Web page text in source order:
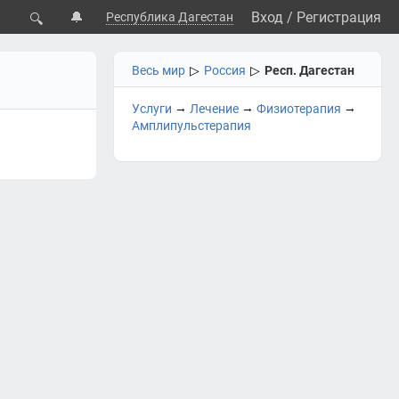
🔍 🔔 Республика Дагестан Вход / Регистрация
Весь мир ▷ Россия ▷ Респ. Дагестан
Услуги → Лечение → Физиотерапия →
Амплипульстерапия